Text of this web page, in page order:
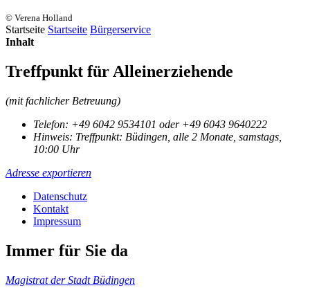
© Verena Holland
Startseite Startseite Bürgerservice
Inhalt
Treffpunkt für Alleinerziehende
(mit fachlicher Betreuung)
Telefon: +49 6042 9534101 oder +49 6043 9640222
Hinweis: Treffpunkt: Büdingen, alle 2 Monate, samstags,
10:00 Uhr
Adresse exportieren
Datenschutz
Kontakt
Impressum
Immer für Sie da
Magistrat der Stadt Büdingen